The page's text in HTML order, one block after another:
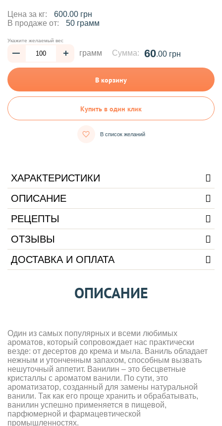
Цена за кг:
600.00 грн
В продаже от:
50 грамм
Укажите желаемый вес
грамм Сумма: 60.00 грн
В корзину
Купить в один клик
В список желаний
ХАРАКТЕРИСТИКИ
ОПИСАНИЕ
РЕЦЕПТЫ
ОТЗЫВЫ
ДОСТАВКА И ОПЛАТА
ОПИСАНИЕ
Один из самых популярных и всеми любимых
ароматов, который сопровождает нас практически
везде: от десертов до крема и мыла. Ваниль обладает
нежным и утонченным запахом, способным вызвать
нешуточный аппетит. Ванилин – это бесцветные
кристаллы с ароматом ванили. По сути, это
ароматизатор, созданный для замены натуральной
ванили. Так как его проще хранить и обрабатывать,
ванилин успешно применяется в пищевой,
парфюмерной и фармацевтической
промышленностях.